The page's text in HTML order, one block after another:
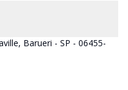
Barueri - SP - 06455-